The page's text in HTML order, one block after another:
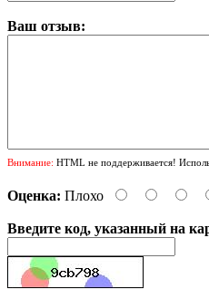
Ваш отзыв:
Внимание: HTML не поддерживается!
Оценка: Плохо
Введите код, указанный на